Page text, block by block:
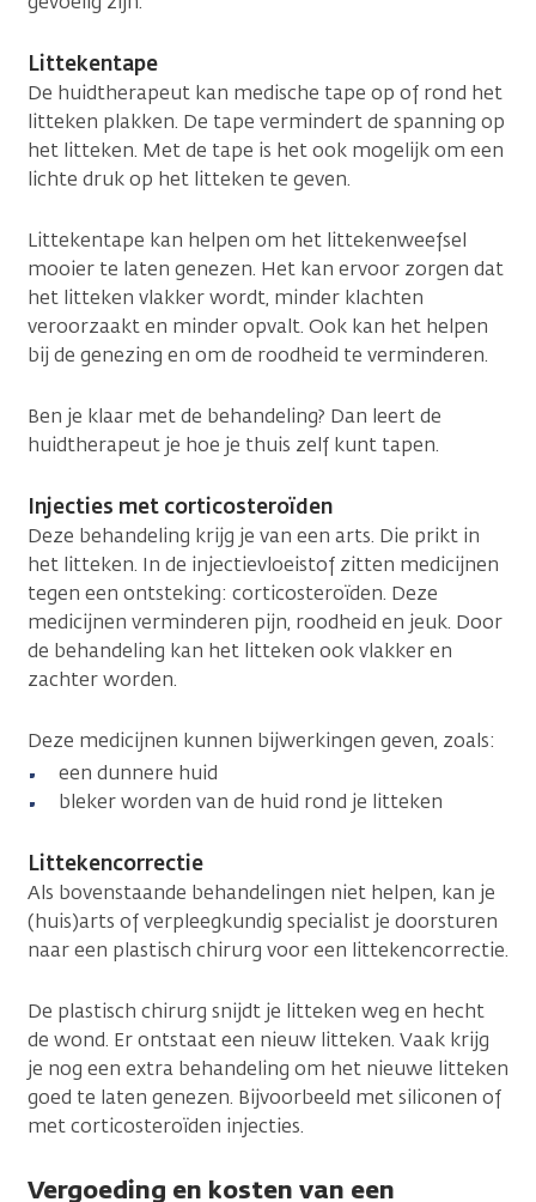
Littekentape
De huidtherapeut kan medische tape op of rond het
litteken plakken. De tape vermindert de spanning op
het litteken. Met de tape is het ook mogelijk om een
lichte druk op het litteken te geven.
Littekentape kan helpen om het littekenweefsel
mooier te laten genezen. Het kan ervoor zorgen dat
het litteken vlakker wordt, minder klachten
veroorzaakt en minder opvalt. Ook kan het helpen
bij de genezing en om de roodheid te verminderen.
Ben je klaar met de behandeling? Dan leert de
huidtherapeut je hoe je thuis zelf kunt tapen.
Injecties met corticosteroïden
Deze behandeling krijg je van een arts. Die prikt in
het litteken. In de injectievloeistof zitten medicijnen
tegen een ontsteking: corticosteroïden. Deze
medicijnen verminderen pijn, roodheid en jeuk. Door
de behandeling kan het litteken ook vlakker en
zachter worden.
Deze medicijnen kunnen bijwerkingen geven, zoals:
een dunnere huid
bleker worden van de huid rond je litteken
Littekencorrectie
Als bovenstaande behandelingen niet helpen, kan je
(huis)arts of verpleegkundig specialist je doorsturen
naar een plastisch chirurg voor een littekencorrectie.
De plastisch chirurg snijdt je litteken weg en hecht
de wond. Er ontstaat een nieuw litteken. Vaak krijg
je nog een extra behandeling om het nieuwe litteken
goed te laten genezen. Bijvoorbeeld met siliconen of
met corticosteroïden injecties.
Vergoeding en kosten van een